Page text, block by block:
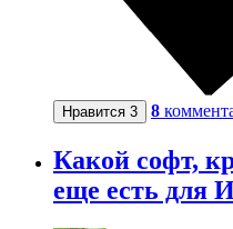
Нравится 3 8
Какой софт,
еще есть для